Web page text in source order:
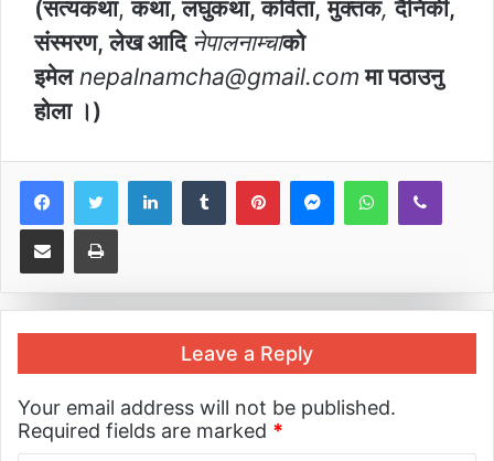
(सत्यकथा,कथा, लघुकथा, कविता, मुक्तक,दैनिकी,
संस्मरण, लेख आदि नेपालनाम्चाको
इमेलnepalnamcha@gmail.com मा पठाउनु
होला ।)
LinkedInTumblrPinterestMessenger
WhatsApp
Viber
Share via EmailPrint
Leave a Reply
Your email address will not be published.
Required fields are marked *